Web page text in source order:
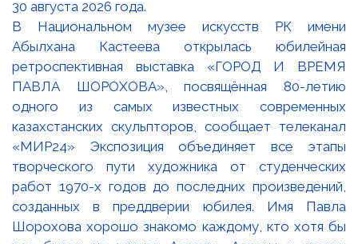
В Национальном музее искусств РК имени
Абылхана Кастеева открылась юбилейная
ретроспективная выставка «ГОРОД И ВРЕМЯ
ПАВЛА ШОРОХОВА», посвящённая 80-летию
одного из самых известных современных
казахстанских скульпторов, сообщает телеканал
«МИР24» Экспозиция объединяет все этапы
творческого пути художника от студенческих
работ 1970-х годов до последних произведений,
созданных в преддверии юбилея. Имя Павла
Шорохова хорошо знакомо каждому, кто хотя бы